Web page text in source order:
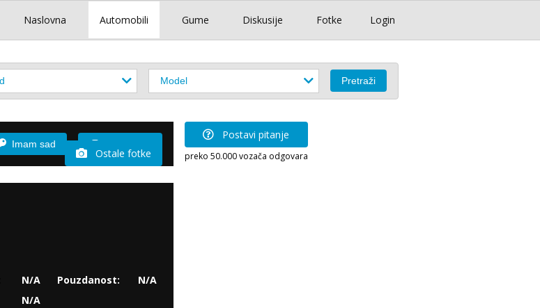
Login
Naslovna Automobili Gume Diskusije Fotke
Imam sad
Ostale fotke
N/A
N/A
Pouzdanost: N/A
Postavi pitanje
preko 50.000 vozača odgovara